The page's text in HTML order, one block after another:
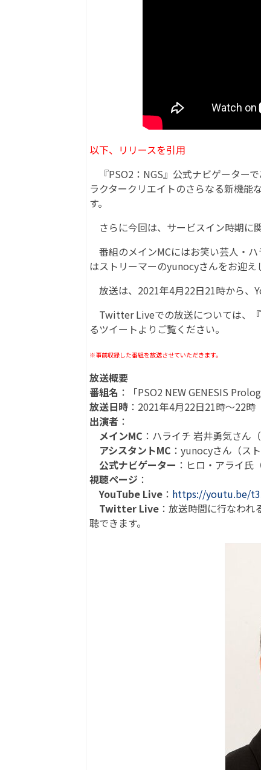
以下、リリースを引用
『PSO2：NGS』公式ナビゲーター
ラクタークリエイトのさらなる新機能
す。
さらに今回は、サービスイン時期に
番組のメインMCにはお笑い芸人・
はストリーマーのyunocyさんをお迎え
放送は、2021年4月22日21時から、
Twitter Liveでの放送については、
るツイートよりご覧ください。
※事前収録した番組を放送させていただきます。
放送概要
番組名 ：「PSO2 NEW GENESIS
放送日時 ：2021年4月22日21時～22時
出演者 ：
メインMC ：ハライチ 岩井勇気さん
アシスタントMC ：yunocyさん（ス
公式ナビゲーター ：ヒロ・アライ氏
視聴ページ ：
YouTube Live ： https://youtu.be/
Twitter Live ：放送時間に行なわ
聴できます。